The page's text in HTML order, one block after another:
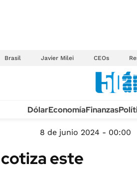
Brasil Javier Milei CEOs
TECNOLOGÍA
MÉXICO
MUNDO
DólarEconomíaFinanzas
8 de junio 2024 - 00:00
este